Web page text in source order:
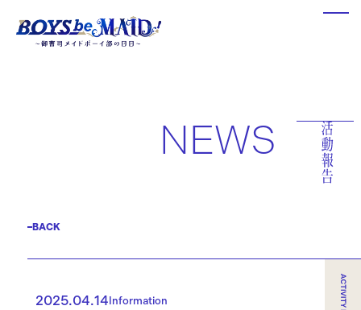
NEWS
BACK
2025.04.14 Information